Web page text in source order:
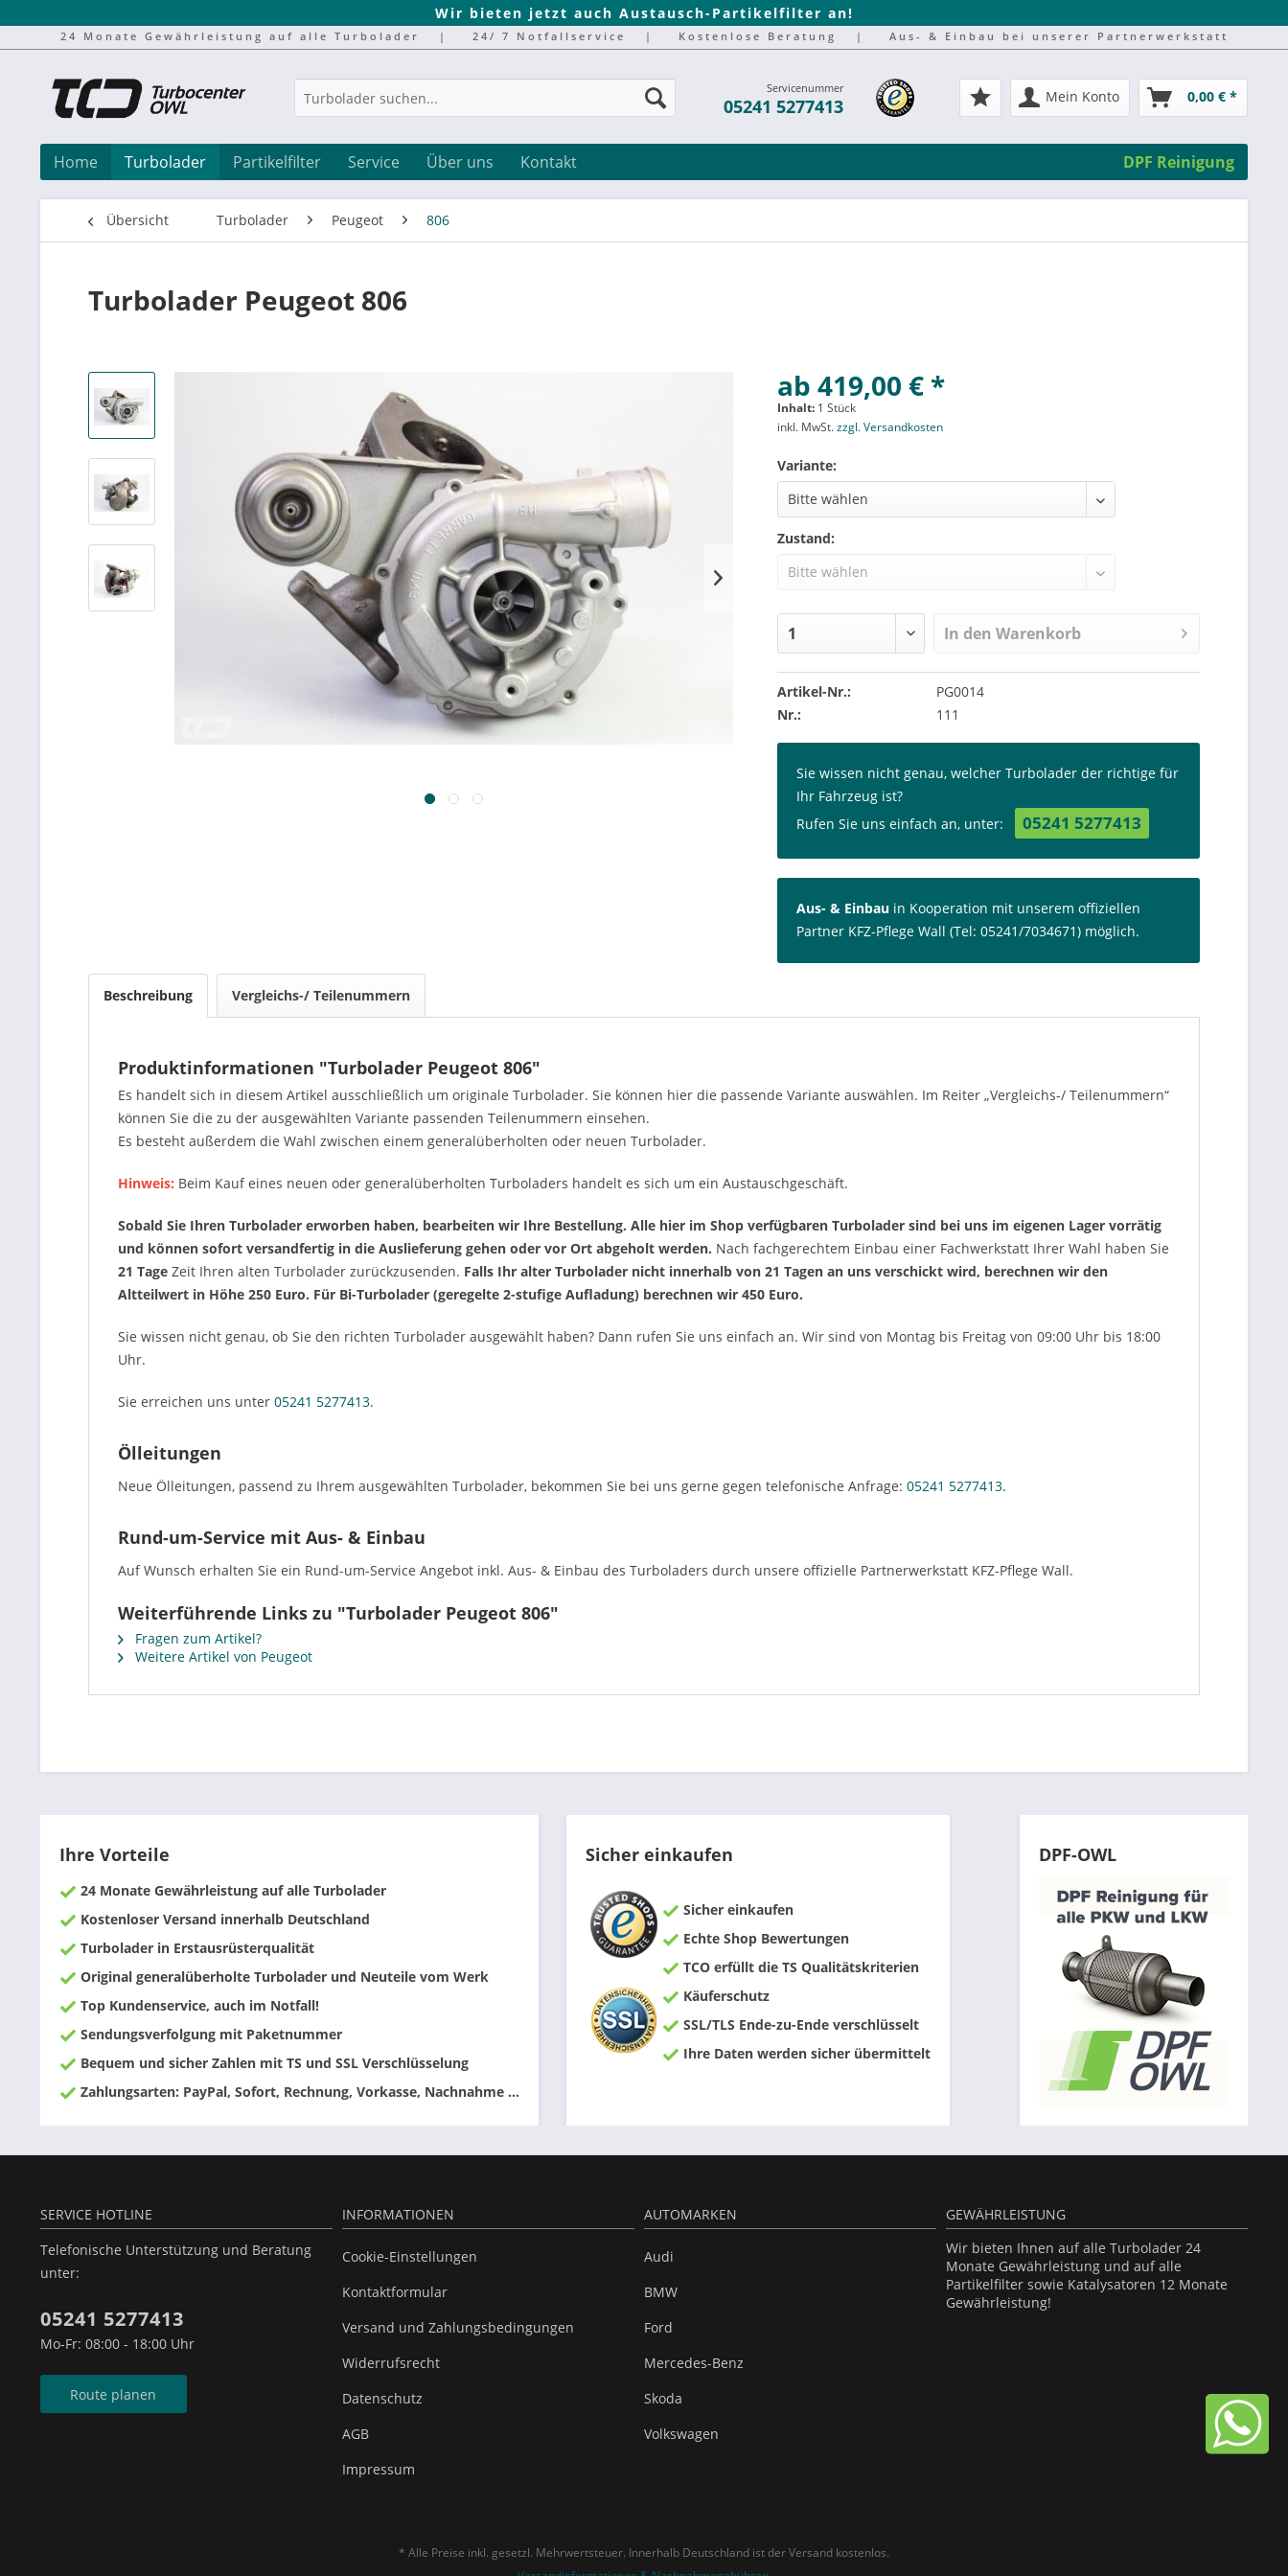
Wir bieten jetzt auch Austausch-Partikelfilter an!
24 Monate Gewährleistung auf alle Turbolader | 24/ 7 Notfallservice | Kostenlose Beratung | Aus- & Einbau bei unserer Partnerwerkstatt
Servicenummer
05241 5277413 Mein Konto 0,00 € *
Home Turbolader Partikelfilter Service Über uns Kontakt DPF Reinigung
Übersicht Turbolader Peugeot 806
Turbolader Peugeot 806
ab 419,00 € *
Inhalt: 1 Stück
inkl. MwSt.zzgl. Versandkosten
Variante:
Zustand:
In den Warenkorb
Artikel-Nr.:
PG0014
Nr.:
111
Sie wissen nicht genau, welcher Turbolader der richtige für
Ihr Fahrzeug ist?
Rufen Sie uns einfach an, unter:
05241 5277413
Aus- & Einbau in Kooperation mit unserem offiziellen
Partner KFZ-Pflege Wall (Tel: 05241/7034671) möglich.
Beschreibung Vergleichs-/ Teilenummern
Produktinformationen "Turbolader Peugeot 806"
Es handelt sich in diesem Artikel ausschließlich um originale Turbolader. Sie können hier die passende Variante auswählen. Im Reiter „Vergleichs-/ Teilenummern“
können Sie die zu der ausgewählten Variante passenden Teilenummern einsehen.
Es besteht außerdem die Wahl zwischen einem generalüberholten oder neuen Turbolader.
Hinweis: Beim Kauf eines neuen oder generalüberholten Turboladers handelt es sich um ein Austauschgeschäft.
Sobald Sie Ihren Turbolader erworben haben, bearbeiten wir Ihre Bestellung. Alle hier im Shop verfügbaren Turbolader sind bei uns im eigenen Lager vorrätig
und können sofort versandfertig in die Auslieferung gehen oder vor Ort abgeholt werden. Nach fachgerechtem Einbau einer Fachwerkstatt Ihrer Wahl haben Sie
21 Tage Zeit Ihren alten Turbolader zurückzusenden. Falls Ihr alter Turbolader nicht innerhalb von 21 Tagen an uns verschickt wird, berechnen wir den
Altteilwert in Höhe 250 Euro. Für Bi-Turbolader (geregelte 2-stufige Aufladung) berechnen wir 450 Euro.
Sie wissen nicht genau, ob Sie den richten Turbolader ausgewählt haben? Dann rufen Sie uns einfach an. Wir sind von Montag bis Freitag von 09:00 Uhr bis 18:00
Uhr.
Sie erreichen uns unter 05241 5277413.
Ölleitungen
Neue Ölleitungen, passend zu Ihrem ausgewählten Turbolader, bekommen Sie bei uns gerne gegen telefonische Anfrage: 05241 5277413.
Rund-um-Service mit Aus- & Einbau
Auf Wunsch erhalten Sie ein Rund-um-Service Angebot inkl. Aus- & Einbau des Turboladers durch unsere offizielle Partnerwerkstatt KFZ-Pflege Wall.
Weiterführende Links zu "Turbolader Peugeot 806"
Fragen zum Artikel?
Weitere Artikel von Peugeot
Ihre Vorteile
24 Monate Gewährleistung auf alle Turbolader
Kostenloser Versand innerhalb Deutschland
Turbolader in Erstausrüsterqualität
Original generalüberholte Turbolader und Neuteile vom Werk
Top Kundenservice, auch im Notfall!
Sendungsverfolgung mit Paketnummer
Bequem und sicher Zahlen mit TS und SSL Verschlüsselung
Zahlungsarten: PayPal, Sofort, Rechnung, Vorkasse, Nachnahme ...
Sicher einkaufen
Sicher einkaufen
Echte Shop Bewertungen
TCO erfüllt die TS Qualitätskriterien
Käuferschutz
SSL/TLS Ende-zu-Ende verschlüsselt
Ihre Daten werden sicher übermittelt
DPF-OWL
SERVICE HOTLINE
Telefonische Unterstützung und Beratung
unter:
05241 5277413
Mo-Fr: 08:00 - 18:00 Uhr
Route planen
INFORMATIONEN
Cookie-Einstellungen
Kontaktformular
Versand und Zahlungsbedingungen
Widerrufsrecht
Datenschutz
AGB
Impressum
AUTOMARKEN
Audi
BMW
Ford
Mercedes-Benz
Skoda
Volkswagen
GEWÄHRLEISTUNG
Wir bieten Ihnen auf alle Turbolader 24
Monate Gewährleistung und auf alle
Partikelfilter sowie Katalysatoren 12 Monate
Gewährleistung!
* Alle Preise inkl. gesetzl. Mehrwertsteuer. Innerhalb Deutschland ist der Versand kostenlos.